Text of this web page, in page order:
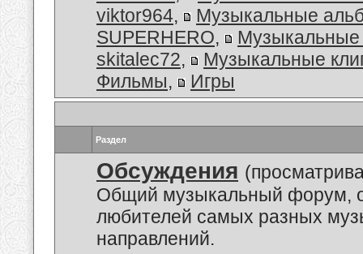
viktor964,
Музыкальные
SUPERHERO,
skitalec72,
Музыкальные
Фильмы, Игры
Раздел
Обсуждения
Общий музыкальный форум,
любителей самых разных
направлений.